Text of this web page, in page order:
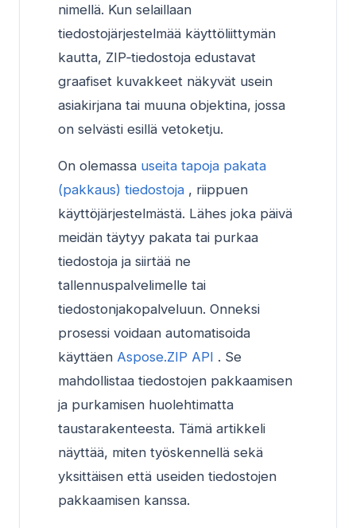
nimellä. Kun selaillaan
tiedostojärjestelmää käyttöliittymän
kautta, ZIP‑tiedostoja edustavat
graafiset kuvakkeet näkyvät usein
asiakirjana tai muuna objektina, jossa
on selvästi esillä vetoketju.
On olemassa useita tapoja pakata
(pakkaus) tiedostoja , riippuen
käyttöjärjestelmästä. Lähes joka päivä
meidän täytyy pakata tai purkaa
tiedostoja ja siirtää ne
tallennuspalvelimelle tai
tiedostonjakopalveluun. Onneksi
prosessi voidaan automatisoida
käyttäen Aspose.ZIP API . Se
mahdollistaa tiedostojen pakkaamisen
ja purkamisen huolehtimatta
taustarakenteesta. Tämä artikkeli
näyttää, miten työskennellä sekä
yksittäisen että useiden tiedostojen
pakkaamisen kanssa.